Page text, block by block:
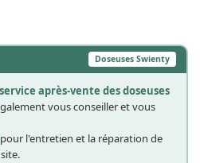
Doseuses Swienty
service après-vente des doseuses
vous conseiller et vous
l'entretien et la réparation de